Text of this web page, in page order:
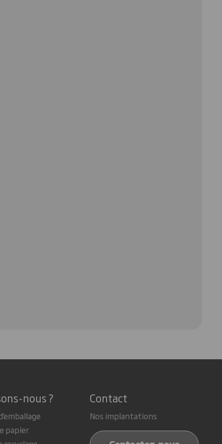
nous ?
papier
Contact
Nos implantations